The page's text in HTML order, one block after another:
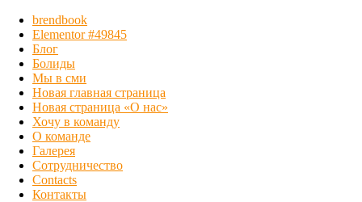
brendbook
Elementor #49845
Блог
Болиды
Мы в сми
Новая главная страница
Новая страница «О нас»
Хочу в команду
О команде
Галерея
Сотрудничество
Contacts
Контакты